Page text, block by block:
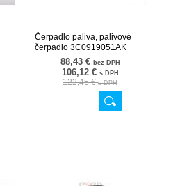
Čerpadlo paliva, palivové
čerpadlo 3C0919051AK
02SKV75488,43 € bez DPH
106,12 € s DPH
122,45 €s DPH